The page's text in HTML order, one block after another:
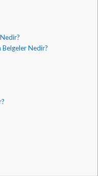
Nedir?